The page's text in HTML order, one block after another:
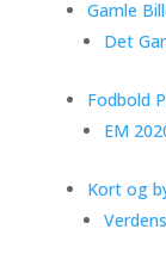
Gamle
Det
Fodbold
EM
Kort og